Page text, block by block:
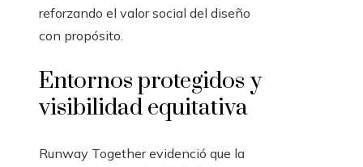
reforzando el valor social del diseño
con propósito.
Entornos protegidos y
visibilidad equitativa
Runway Together evidenció que la